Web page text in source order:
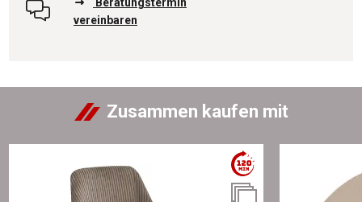
vereinbaren
Zusammen kaufen mit